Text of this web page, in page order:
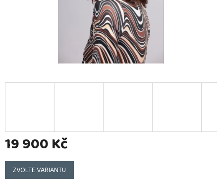
19 900 Kč
Měrná
cena:
ZVOLTE VARIANTU